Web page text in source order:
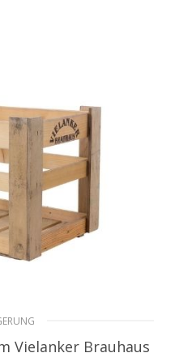
Vielanker Brauhaus